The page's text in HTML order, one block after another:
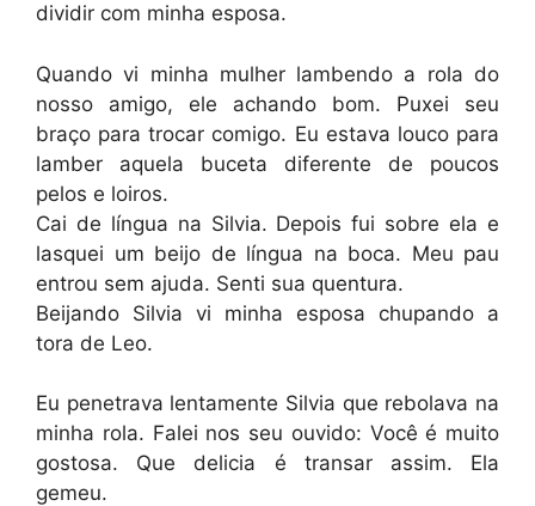
dividir com minha esposa.
Quando vi minha mulher lambendo a rola do
nosso amigo, ele achando bom. Puxei seu
braço para trocar comigo. Eu estava louco para
lamber aquela buceta diferente de poucos
pelos e loiros.
Cai de língua na Silvia. Depois fui sobre ela e
lasquei um beijo de língua na boca. Meu pau
entrou sem ajuda. Senti sua quentura.
Beijando Silvia vi minha esposa chupando a
tora de Leo.
Eu penetrava lentamente Silvia que rebolava na
minha rola. Falei nos seu ouvido: Você é muito
gostosa. Que delicia é transar assim. Ela
gemeu.